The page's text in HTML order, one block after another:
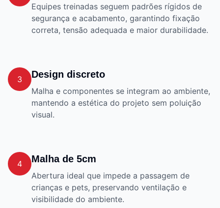
Equipes treinadas seguem padrões rígidos de
segurança e acabamento, garantindo fixação
correta, tensão adequada e maior durabilidade.
3 Design discreto
Malha e componentes se integram ao ambiente,
mantendo a estética do projeto sem poluição
visual.
4 Malha de 5cm
Abertura ideal que impede a passagem de
crianças e pets, preservando ventilação e
visibilidade do ambiente.